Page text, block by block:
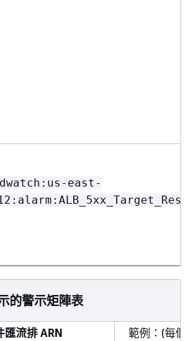
east-
的警示矩陣表
流排 ARN 範例：(每個